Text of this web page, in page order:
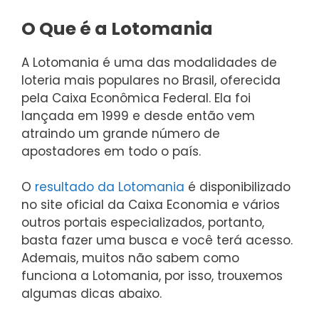
O Que é a Lotomania
A Lotomania é uma das modalidades de
loteria mais populares no Brasil, oferecida
pela Caixa Econômica Federal. Ela foi
lançada em 1999 e desde então vem
atraindo um grande número de
apostadores em todo o país.
O resultado da Lotomania é disponibilizado
no site oficial da Caixa Economia e vários
outros portais especializados, portanto,
basta fazer uma busca e você terá acesso.
Ademais, muitos não sabem como
funciona a Lotomania, por isso, trouxemos
algumas dicas abaixo.